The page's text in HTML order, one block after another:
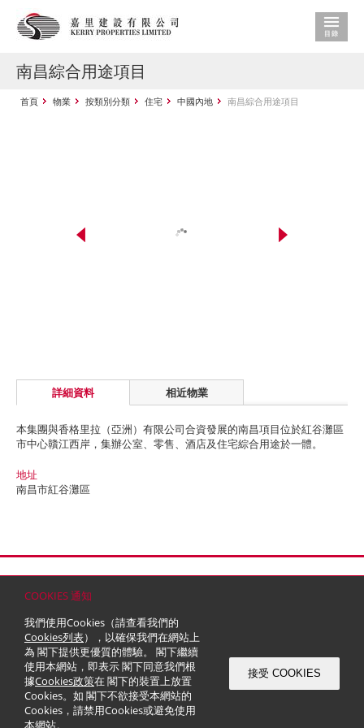
COOKIES 通知
我們使用Cookies（請查看我們的
Cookies列表），以確保我們在網站上
為 閣下提供更優質的體驗。 閣下繼續
使用本網站，即表示 閣下同意我們根
據Cookies政策在 閣下的裝置上放置
Cookies。如 閣下不欲接受本網站的
Cookies，請禁用Cookies或避免使用
本網站。
接受 COOKIES
南昌綜合用途項目
首頁 物業 按類別分類 住宅 中國內地 南昌綜合用途項目
詳細資料 相近物業
本集團與香格里拉（亞洲）有限公司合資發展的南昌項目位於紅谷灘區
市中心贛江西岸，集辦公室、零售、酒店及住宅綜合用途於一體。
地址
南昌市紅谷灘區
© 2026 嘉里建設有限公司 (於百慕達註冊成立之有限公司)